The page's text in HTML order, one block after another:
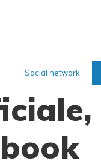
Social network